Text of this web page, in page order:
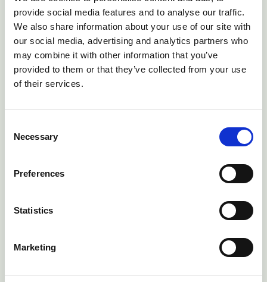
provide social media features and to analyse our traffic.
We also share information about your use of our site with
our social media, advertising and analytics partners who
may combine it with other information that you’ve
provided to them or that they’ve collected from your use
of their services.
Selection
Necessary
Preferences
Statistics
Marketing
Erneuerbare Gase
Allgemein